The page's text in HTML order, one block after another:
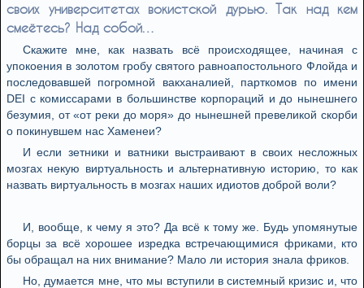
своих университетах вокистской дурью. Так над кем
смеётесь? Над собой…
Скажите мне, как назвать всё происходящее, начиная с
упокоения в золотом гробу святого равноапостольного Флойда и
последовавшей погромной вакханалией, парткомов по имени
DEI с комиссарами в большинстве корпораций и до нынешнего
безумия, от «от реки до моря» до нынешней превеликой скорби
о покинувшем нас Хаменеи?
И если зетники и ватники выстраивают в своих несложных
мозгах некую виртуальность и альтернативную историю, то как
назвать виртуальность в мозгах наших идиотов доброй воли?
И, вообще, к чему я это? Да всё к тому же. Будь упомянутые
борцы за всё хорошее изредка встречающимися фриками, кто
бы обращал на них внимание? Мало ли история знала фриков.
Но, думается мне, что мы вступили в системный кризис и, что